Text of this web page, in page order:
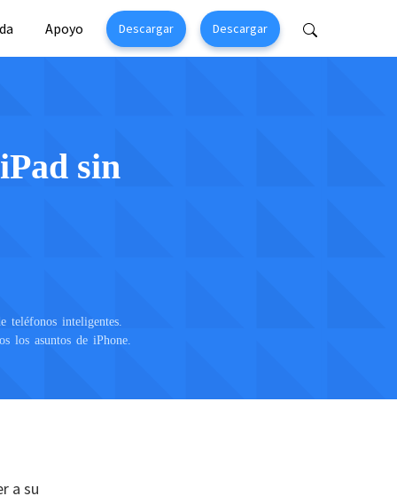
Apoyo Descargar Descargar
sin
teléfonos inteligentes.
los asuntos de iPhone.
a su